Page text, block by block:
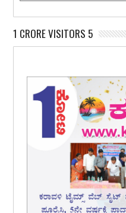
1 CRORE VISITORS 5